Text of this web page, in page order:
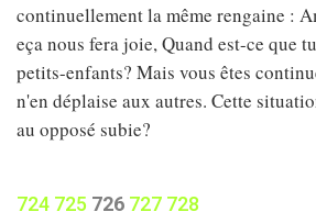
continuellement la même rengaine :
eça nous fera joie, Quand est-ce que
petits-enfants? Mais vous êtes
n'en déplaise aux autres. Cette
au opposé subie?
724 725 726 727 728